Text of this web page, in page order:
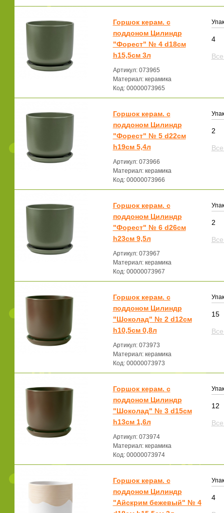
Горшок керам. с
поддоном Цилиндр
"Форест" № 4 d18см
h15,5см 3л
Артикул: 073965
Материал: керамика
Код: 00000073965
4
Горшок керам. с
поддоном Цилиндр
"Форест" № 5 d22см
h19см 5,4л
Артикул: 073966
Материал: керамика
Код: 00000073966
2
Горшок керам. с
поддоном Цилиндр
"Форест" № 6 d26см
h23см 9,5л
Артикул: 073967
Материал: керамика
Код: 00000073967
2
Горшок керам. с
поддоном Цилиндр
"Шоколад" № 2 d12см
h10,5см 0,8л
Артикул: 073973
Материал: керамика
Код: 00000073973
15
Горшок керам. с
поддоном Цилиндр
"Шоколад" № 3 d15см
h13см 1,6л
Артикул: 073974
Материал: керамика
Код: 00000073974
12
Горшок керам. с
поддоном Цилиндр
"Айскрим бежевый" № 4
4